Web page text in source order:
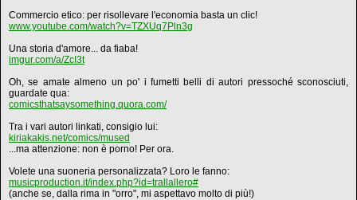
Commercio etico: per risollevare l'economia basta un clic!
www.youtube.com/watch?v=TZXUq7Pln3g
Una storia d'amore... da fiaba!
imgur.com/a/ZcI3t
Oh, se amate almeno un po' i fumetti belli di autori pressoché sconosciuti,
guardate qua:
comicsthatsaysomething.quora.com/
Tra i vari autori linkati, consigio lui:
kiriakakis.net/comics/mused
...ma attenzione: non è porno! Per ora.
Volete una suoneria personalizzata? Loro le fanno:
musicproduction.it/index.php?id=trallallero#
(anche se, dalla rima in "orro", mi aspettavo molto di più!)